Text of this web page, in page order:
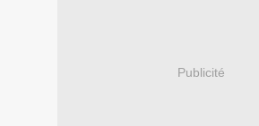
Publicité